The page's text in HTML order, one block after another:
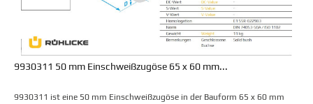
9930311 50 mm Einschweißzugöse 65 x 60 mm...
9930311 ist eine 50 mm Einschweißzugöse in der Bauform 65 x 60 mm